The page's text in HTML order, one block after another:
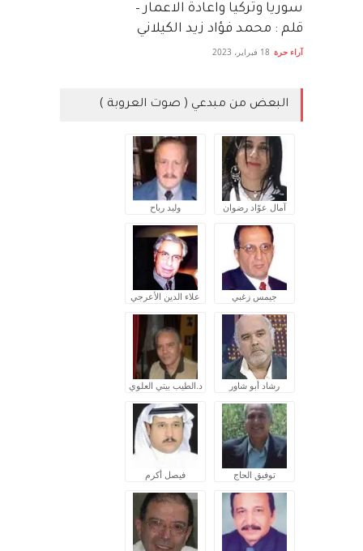
سوريا وتركيا واعادة الاعمار –
قلم : محمد فؤاد زيد الكيلاني
آراء حرة 18 فبراير، 2023
البعض من مبدعي ( صوت العروبة )
آمال عوّاد رضوان وليد رباح
جيمس زغبي علاء الدين الأعرجي
رشاد أبو شاور د.الطيب بيتي العلوي
توفيق الحاج فيصل أكرم